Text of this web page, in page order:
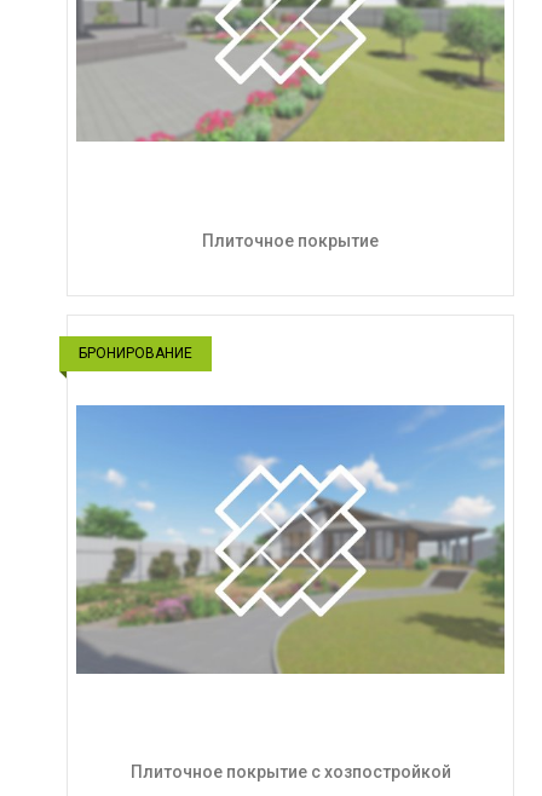
Плиточное покрытие
БРОНИРОВАНИЕ
Плиточное покрытие с хозпостройкой